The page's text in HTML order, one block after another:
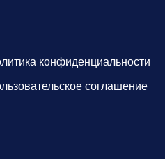
конфиденциальности
соглашение